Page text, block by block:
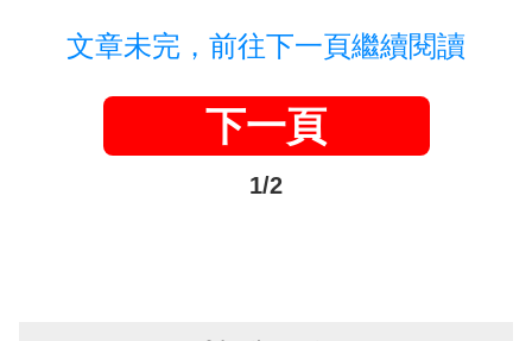
文章未完，前往下一頁繼續閱讀
下一頁
1/2